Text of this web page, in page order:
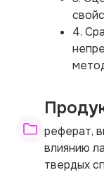
4.
реферат,
влиянию
твердых